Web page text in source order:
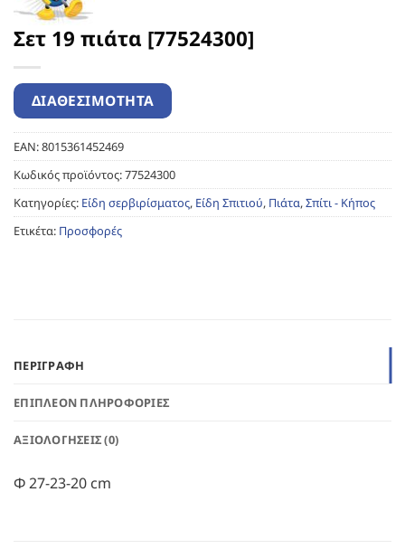
Σετ 19 πιάτα [77524300]
EAN:8015361452469
Κωδικός προϊόντος:77524300
Κατηγορίες: Είδη σερβιρίσματος, Είδη Σπιτιού, Πιάτα,Σπίτι - Κήπος
Ετικέτα: Προσφορές
ΠΕΡΙΓΡΑΦΉ
ΕΠΙΠΛΈΟΝ ΠΛΗΡΟΦΟΡΊΕΣ
ΑΞΙΟΛΟΓΉΣΕΙΣ (0)
Φ 27-23-20 cm